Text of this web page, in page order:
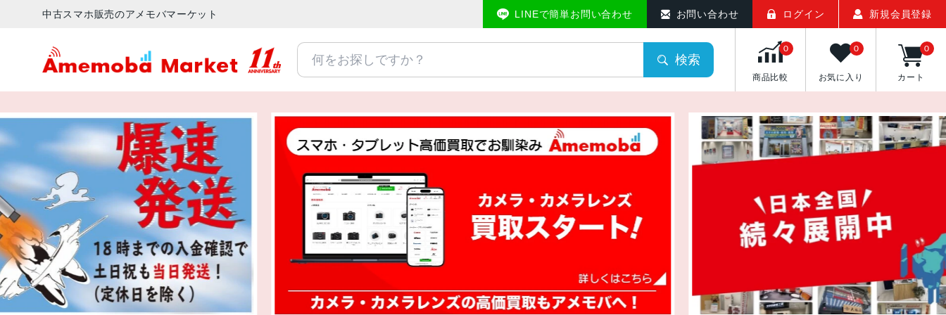
中古スマホ販売のアメモバマーケット LINEで簡単お問い合わせ お問い合わせ ログイン 新規会員登録
アメモバマーケット
検索
商品比較
0
お気に入り
0
カート
0